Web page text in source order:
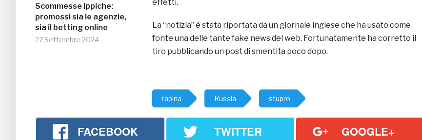
Scommesse ippiche:
promossi sia le agenzie,
sia il betting online
27 Settembre 2024
effetti.
La “notizia” è stata riportata da un giornale inglese che ha usato come
fonte una delle tante fake news del web. Fortunatamente ha corretto il
tiro pubblicando un post di smentita poco dopo.
rapina Russia stupro
FACEBOOK TWITTER GOOGLE+